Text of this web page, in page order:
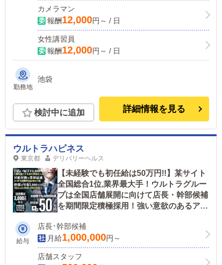
カメラマン
報酬12,000円～ / 日
女性講習員
報酬12,000円～ / 日
勤務地
池袋
検討中に追加 詳細情報を見る
ウルトラハピネス
東京都 デリバリーヘルス
【未経験でも初任給は50万円!!】某サイト
全国総合1位,業界最大手！ウルトラグルー
プは全国店舗展開に向けて店長・幹部候補
を期間限定積極採用！強い意欲のあるアナ
束します
給与
店長･幹部候補
月給1,000,000円～
店舗スタッフ